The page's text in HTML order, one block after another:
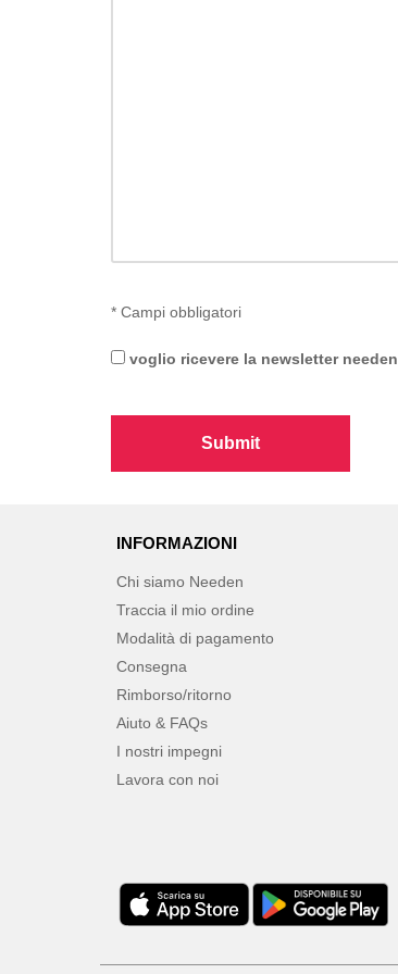
* Campi obbligatori
voglio ricevere la newsletter needen
Submit
INFORMAZIONI
Chi siamo Needen
Traccia il mio ordine
Modalità di pagamento
Consegna
Rimborso/ritorno
Aiuto & FAQs
I nostri impegni
Lavora con noi